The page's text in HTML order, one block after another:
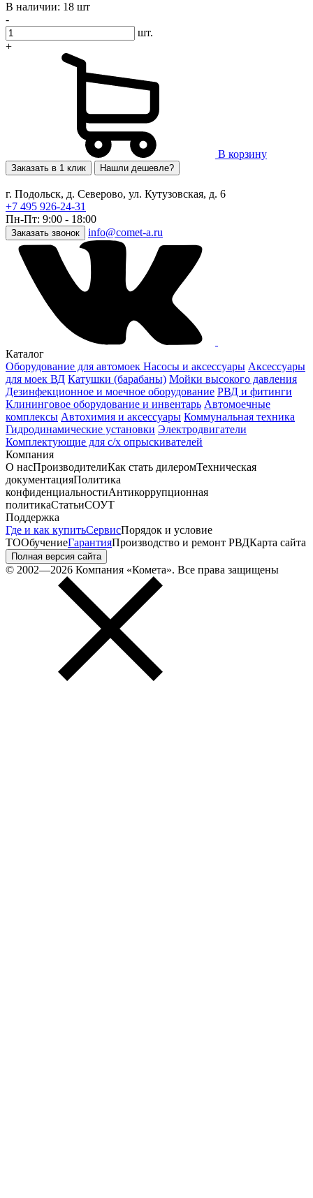
В наличии: 18 шт
-
шт.
+
В корзину
Заказать в 1 клик Нашли дешевле?
г. Подольск, д. Северово, ул. Кутузовская, д. 6
+7 495 926-24-31
Пн-Пт: 9:00 - 18:00
Заказать звонок info@comet-a.ru
Каталог
Оборудование для автомоек Насосы и аксессуары Аксессуары
для моек ВД Катушки (барабаны) Мойки высокого давления
Дезинфекционное и моечное оборудование РВД и фитинги
Клининговое оборудование и инвентарь Автомоечные
комплексы Автохимия и аксессуары Коммунальная техника
Гидродинамические установки Электродвигатели
Комплектующие для с/х опрыскивателей
Компания
О насПроизводителиКак стать дилеромТехническая
документацияПолитика
конфиденциальностиАнтикоррупционная
политикаСтатьиСОУТ
Поддержка
Где и как купитьСервисПорядок и условие
ТООбучениеГарантияПроизводство и ремонт РВДКарта сайта
Полная версия сайта
© 2002—2026 Компания «Комета». Все права защищены